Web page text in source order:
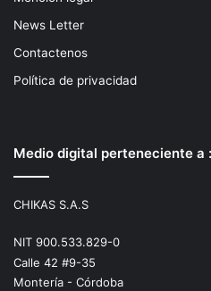
News Letter
Contactenos
Política de privacidad
Medio digital perteneciente a :
CHIKAS S.A.S
NIT 900.533.829-0
Calle 42 #9-35
Montería - Córdoba